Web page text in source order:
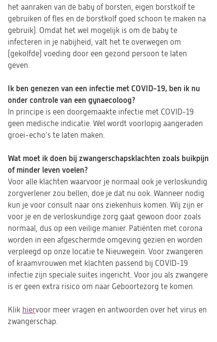
het aanraken van de baby of borsten, eigen borstkolf te
gebruiken of fles en de borstkolf goed schoon te maken na
gebruik). Omdat het wel mogelijk is om de baby te
infecteren in je nabijheid, valt het te overwegen om
(gekolfde) voeding door een gezond persoon te laten
geven.
Ik ben genezen van een infectie met COVID-19, ben ik nu
onder controle van een gynaecoloog?
In principe is een doorgemaakte infectie met COVID-19
geen medische indicatie. Wel wordt voorlopig aangeraden
groei-echo’s te laten maken.
Wat moet ik doen bij zwangerschapsklachten zoals buikpijn
of minder leven voelen?
Voor alle klachten waarvoor je normaal ook je verloskundig
zorgverlener zou bellen, doe je dat nu ook. Wanneer nodig
kun je voor consult naar ons ziekenhuis komen. Wij zijn er
voor je en de verloskundige zorg gaat gewoon door zoals
normaal, dus op een veilige manier. Patiënten met corona
worden in een afgeschermde omgeving gezien en worden
verpleegd op onze locatie te Nieuwegein. Voor zwangeren
of kraamvrouwen met klachten passend bij COVID-19
infectie zijn speciale suites ingericht. Voor jou als zwangere
is er geen extra risico om naar Geboortezorg te komen.
Klik hier(opent
in
voor meer vragen en antwoorden over het virus en
zwangerschap.